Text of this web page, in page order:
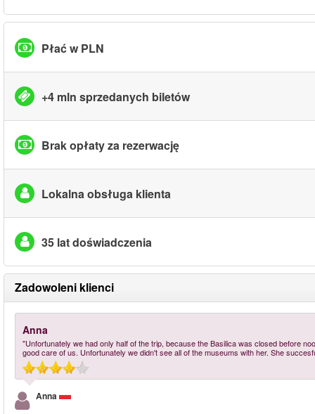
Płać w PLN
+4 mln sprzedanych biletów
Brak opłaty za rezerwację
Lokalna obsługa klienta
35 lat doświadczenia
Zadowoleni klienci
Anna
"Unfortunately we had only half of the trip, because the Basilica was closed before
good care of us. Unfortunately we didn't see all of the museums with her. She
Anna